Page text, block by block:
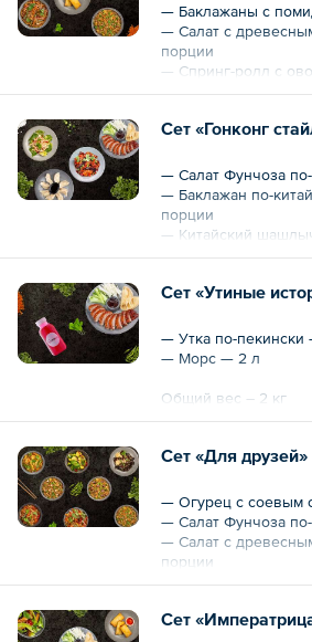
— Баклажаны с
— Салат с
порции
— Спринг-ролл с
— Соус — 2 шт.
соусом — 2 порции
Общий вес – 2.2 кг
Сет «Гонконг
— Салат Фунчоза
— Баклажан по-
порции
— Китайский
куриных сердечек
порции
Общий вес – 2850 г
Сет «Утиные
— Утка по-пекински
— Морс — 2 л
Общий вес – 2 кг
Общий объем – 2 л
Сет «Для друзей»
— Огурец с соевым
— Салат Фунчоза
— Салат с
порции
— Лапша по-
— Лапша «Говядина
Сет